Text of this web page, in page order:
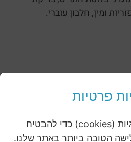
ומין, חלבון עוברי.
מולקולארית
פרטיות
אנו משתמשים בעוגיות (cookies) כדי להבטיח
הטובה ביותר באתר שלנו.